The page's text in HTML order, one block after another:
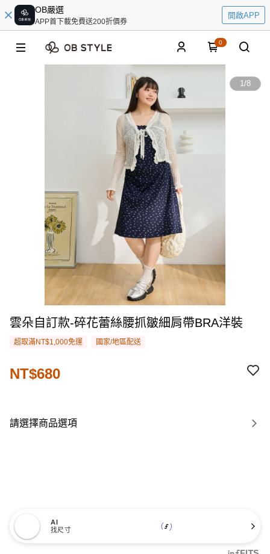
OB嚴選
APP首下載免費送200折價券
開啟APP
0
1/8
雲朵自訂款-碎花蕾絲腰抓皺細肩帶BRA洋裝
超取滿NT$1,000免運 國家/地區配送
NT$680
請選擇商品選項
AI
找尺寸